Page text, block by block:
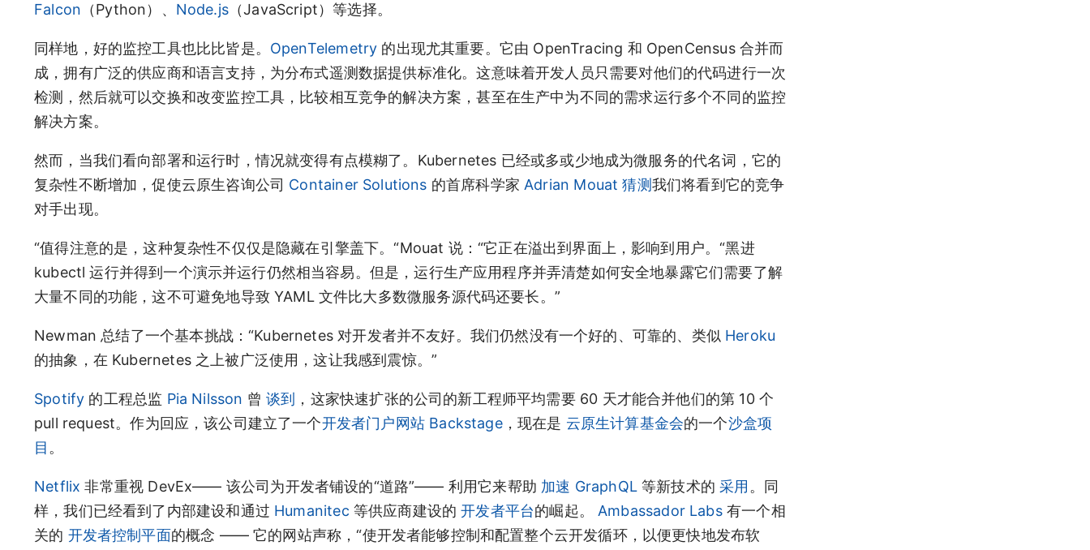
Falcon （Python）、 Node.js（JavaScript）等选择。
同样地，好的监控工具也比比皆是。 OpenTelemetry 的出现尤其重要。它由 OpenTracing 和 OpenCensus 合并而
成，拥有广泛的供应商和语言支持，为分布式遥测数据提供标准化。这意味着开发人员只需要对他们的代码进行一次
检测，然后就可以交换和改变监控工具，比较相互竞争的解决方案，甚至在生产中为不同的需求运行多个不同的监控
解决方案。
然而，当我们看向部署和运行时，情况就变得有点模糊了。Kubernetes 已经或多或少地成为微服务的代名词，它的
复杂性不断增加，促使云原生咨询公司 Container Solutions 的首席科学家 Adrian Mouat 猜测我们将看到它的竞争
对手出现。
“值得注意的是，这种复杂性不仅仅是隐藏在引擎盖下。“Mouat 说：“它正在溢出到界面上，影响到用户。“黑进
kubectl 运行并得到一个演示并运行仍然相当容易。但是，运行生产应用程序并弄清楚如何安全地暴露它们需要了解
大量不同的功能，这不可避免地导致 YAML 文件比大多数微服务源代码还要长。”
Newman 总结了一个基本挑战：“Kubernetes 对开发者并不友好。我们仍然没有一个好的、可靠的、类似 Heroku
的抽象，在 Kubernetes 之上被广泛使用，这让我感到震惊。”
Spotify 的工程总监 Pia Nilsson 曾谈到
，这家快速扩张的公司的新工程师平均需要 60 天才能合并他们的第 10 个
pull request。作为回应，该公司建立了一个开发者门户网站 Backstage，现在是 云原生计算基金会的一个沙盒项
目 。
Netflix 非常重视 DevEx—— 该公司为开发者铺设的“道路”—— 利用它来帮助 加速 GraphQL等新技术的采用 。同
样，我们已经看到了内部建设和通过 Humanitec 等供应商建设的开发者平台的崛起。 Ambassador Labs有一个相
关的 开发者控制平面的概念 —— 它的网站声称，“使开发者能够控制和配置整个云开发循环，以便更快地发布软